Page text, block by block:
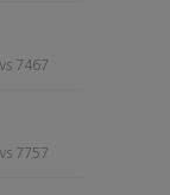
7467
7757